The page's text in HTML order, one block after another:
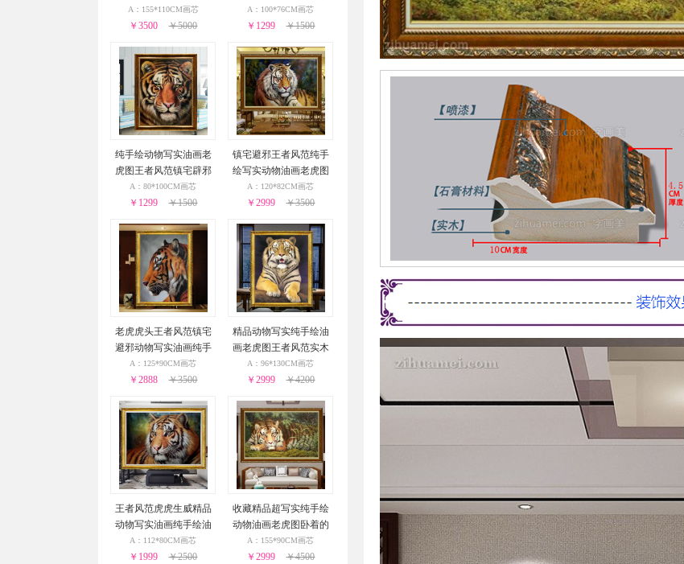
生威大厅挂画
A：155*110CM画芯
￥3500 ￥5000
风范实木画框
A：100*76CM画芯
￥1299 ￥1500
纯手绘动物写实油画老
虎图王者风范镇宅辟邪
精品办公室油画
A：80*100CM画芯
￥1299 ￥1500
镇宅避邪王者风范纯手
绘写实动物油画老虎图
办公室大厅油画
A：120*82CM画芯
￥2999 ￥3500
老虎虎头王者风范镇宅
避邪动物写实油画纯手
绘油画实木画框
A：125*90CM画芯
￥2888 ￥3500
精品动物写实纯手绘油
画老虎图王者风范实木
画框
A：96*130CM画芯
￥2999 ￥4200
王者风范虎虎生威精品
动物写实油画纯手绘油
画老虎虎头图实木画框
A：112*80CM画芯
￥1999 ￥2500
收藏精品超写实纯手绘
动物油画老虎图卧着的
猛虎实木画框适合办公
室挂画
A：155*90CM画芯
￥2999 ￥4500